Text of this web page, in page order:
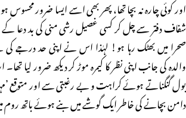
اور کوئی چارہ نہ بچا تھا، پھر بھی اسے ایسا ضرور محسوس
شفاف دفتر سے چل کر کسی غصیل رشی منی کی بد دعا
صحرا میں بھٹک رہا ہو! لہٰذا اس نے اپنی حد درجے
والدہ کی جانب اپنی نظر کا کیمرہ موڑ کر دیکھ ضرور لیا
بول گنگناتے ہوئے کراہت و بے رغبتی سے اور متوقع
دامن بچانے کی خاطر ایک گوشے میں بنے ہوئے باتھ روم